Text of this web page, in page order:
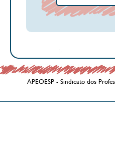
APEOESP - Sindicato dos